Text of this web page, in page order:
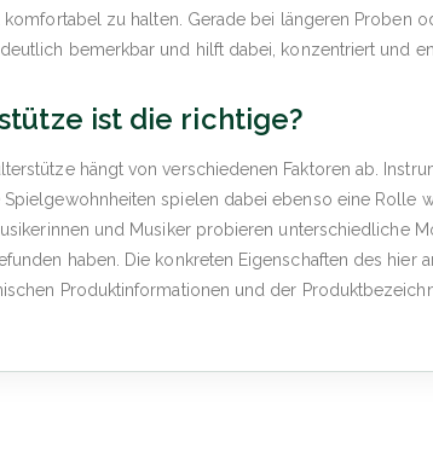
komfortabel zu halten. Gerade bei längeren Proben
bemerkbar und hilft dabei, konzentriert und
ist die richtige?
hängt von verschiedenen Faktoren ab.
spielen dabei ebenso eine Rolle
und Musiker probieren unterschiedliche
haben. Die konkreten Eigenschaften des hier
Produktinformationen und der